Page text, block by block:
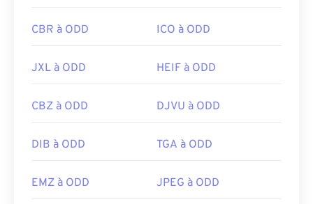
CBR à ODD ICO à ODD
JXL à ODD HEIF à ODD
CBZ à ODD DJVU à ODD
DIB à ODD TGA à ODD
EMZ à ODD JPEG à ODD